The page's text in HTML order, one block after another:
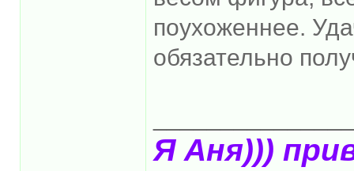
поухоженнее.
обязательно
Я Аня)))